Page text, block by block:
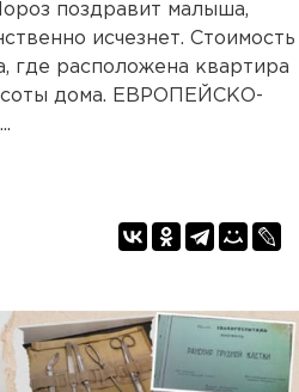
поздравит малыша,
исчезнет. Стоимость
где расположена квартира
дома. ЕВРОПЕЙСКО-